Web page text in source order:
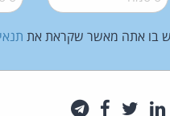
בו אתה מאשר שקראת את
לינקדאין
טוויטרפייסבוק